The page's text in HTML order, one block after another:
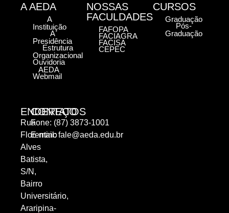
ENDEREÇO
Rua
Florentino
Alves
Batista,
S/N,
Bairro
Universitário,
Araripina-
CONTATOS
Fone: (87) 3873-1001
E-mail:fale@aeda.edu.br
A AEDA
A
Instituição
A
Presidência
Estrutura
Organizacional
Ouvidoria
AEDA
Webmail
NOSSAS
FACULDADES
FAFOPA
FACIAGRA
FACISA
CEPEC
CURSOS
Graduação
Pós-
Graduação